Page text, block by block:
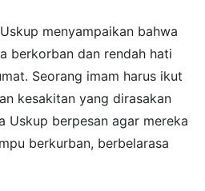
menyampaikan bahwa
berkorban dan rendah hati
Seorang imam harus ikut
kesakitan yang dirasakan
Uskup berpesan agar mereka
berkurban, berbelarasa